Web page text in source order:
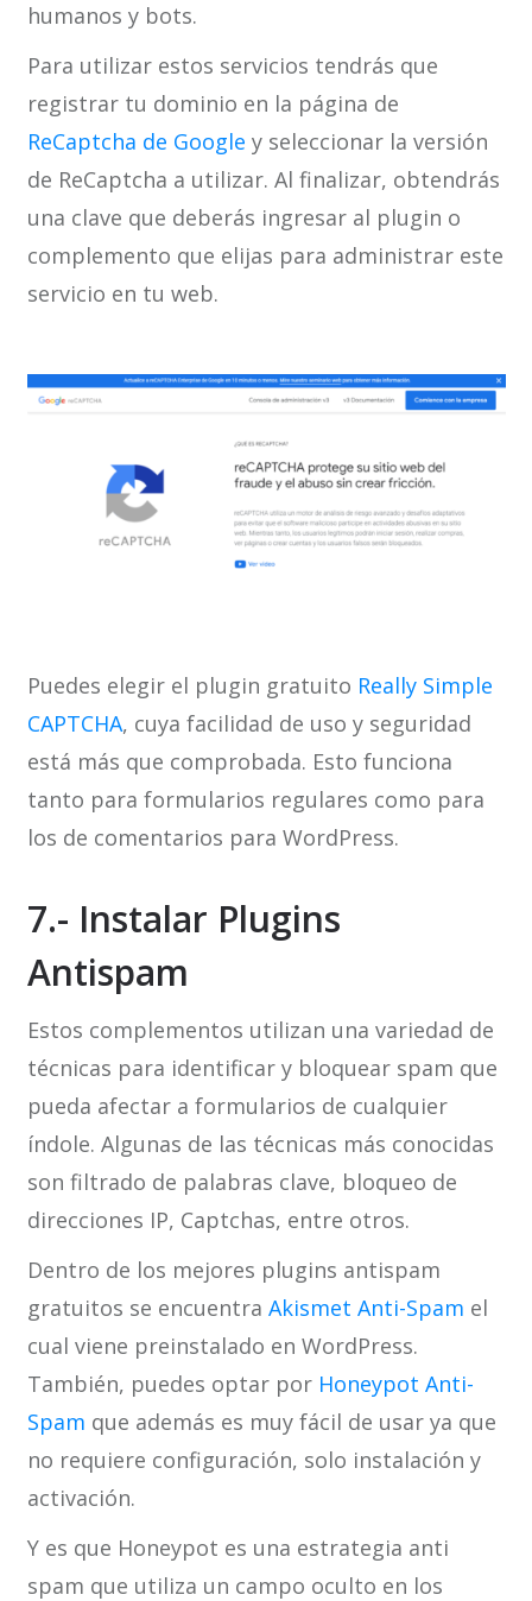
humanos y bots.
Para utilizar estos servicios tendrás que
registrar tu dominio en la página de
ReCaptcha de Google y seleccionar la versión
de ReCaptcha a utilizar. Al finalizar, obtendrás
una clave que deberás ingresar al plugin o
complemento que elijas para administrar este
servicio en tu web.
Puedes elegir el plugin gratuito Really Simple
CAPTCHA, cuya facilidad de uso y seguridad
está más que comprobada. Esto funciona
tanto para formularios regulares como para
los de comentarios para WordPress.
7.- Instalar Plugins
Antispam
Estos complementos utilizan una variedad de
técnicas para identificar y bloquear spam que
pueda afectar a formularios de cualquier
índole. Algunas de las técnicas más conocidas
son filtrado de palabras clave, bloqueo de
direcciones IP, Captchas, entre otros.
Dentro de los mejores plugins antispam
gratuitos se encuentra Akismet Anti-Spam el
cual viene preinstalado en WordPress.
También, puedes optar por Honeypot Anti-
Spam que además es muy fácil de usar ya que
no requiere configuración, solo instalación y
activación.
Y es que Honeypot es una estrategia anti
spam que utiliza un campo oculto en los